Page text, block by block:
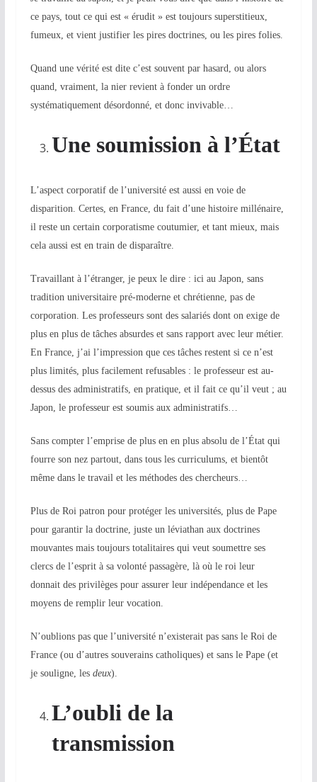
ce pays, tout ce qui est « érudit » est toujours superstitieux,
fumeux, et vient justifier les pires doctrines, ou les pires folies.
Quand une vérité est dite c’est souvent par hasard, ou alors
quand, vraiment, la nier revient à fonder un ordre
systématiquement désordonné, et donc invivable…
Une soumission à l’État
L’aspect corporatif de l’université est aussi en voie de
disparition. Certes, en France, du fait d’une histoire millénaire,
il reste un certain corporatisme coutumier, et tant mieux, mais
cela aussi est en train de disparaître.
Travaillant à l’étranger, je peux le dire : ici au Japon, sans
tradition universitaire pré-moderne et chrétienne, pas de
corporation. Les professeurs sont des salariés dont on exige de
plus en plus de tâches absurdes et sans rapport avec leur métier.
En France, j’ai l’impression que ces tâches restent si ce n’est
plus limités, plus facilement refusables : le professeur est au-
dessus des administratifs, en pratique, et il fait ce qu’il veut ; au
Japon, le professeur est soumis aux administratifs…
Sans compter l’emprise de plus en en plus absolu de l’État qui
fourre son nez partout, dans tous les curriculums, et bientôt
même dans le travail et les méthodes des chercheurs…
Plus de Roi patron pour protéger les universités, plus de Pape
pour garantir la doctrine, juste un léviathan aux doctrines
mouvantes mais toujours totalitaires qui veut soumettre ses
clercs de l’esprit à sa volonté passagère, là où le roi leur
donnait des privilèges pour assurer leur indépendance et les
moyens de remplir leur vocation.
N’oublions pas que l’université n’existerait pas sans le Roi de
France (ou d’autres souverains catholiques) et sans le Pape (et
je souligne, les deux).
L’oubli de la
transmission